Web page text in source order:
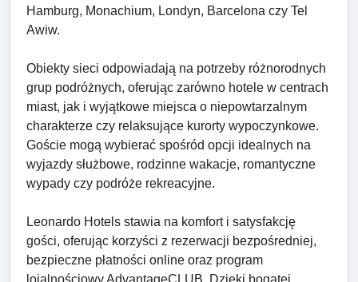
Hamburg, Monachium, Londyn, Barcelona czy Tel
Awiw.
Obiekty sieci odpowiadają na potrzeby różnorodnych
grup podróżnych, oferując zarówno hotele w centrach
miast, jak i wyjątkowe miejsca o niepowtarzalnym
charakterze czy relaksujące kurorty wypoczynkowe.
Goście mogą wybierać spośród opcji idealnych na
wyjazdy służbowe, rodzinne wakacje, romantyczne
wypady czy podróże rekreacyjne.
Leonardo Hotels stawia na komfort i satysfakcję
gości, oferując korzyści z rezerwacji bezpośredniej,
bezpieczne płatności online oraz program